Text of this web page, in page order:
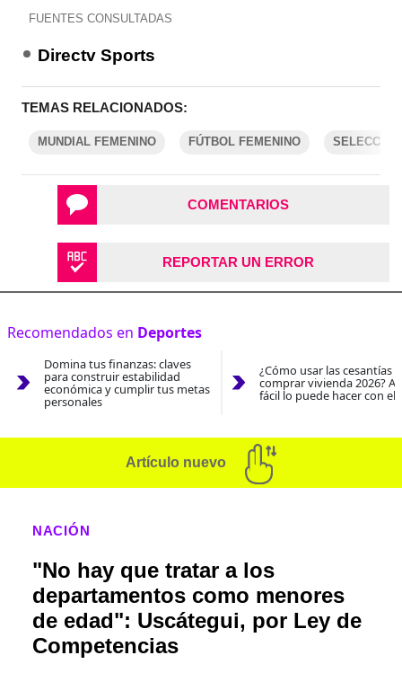
FUENTES CONSULTADAS
Directv Sports
TEMAS RELACIONADOS:
MUNDIAL FEMENINO FÚTBOL FEMENINO
COMENTARIOS
REPORTAR UN ERROR
Recomendados en Deportes
Domina tus finanzas: claves
para construir estabilidad
económica y cumplir tus metas
personales
¿Cómo usar las cesantías
comprar vivienda 2026?
fácil lo puede hacer con el
Artículo nuevo
NACIÓN
"No hay que tratar a los
departamentos como menores
de edad": Uscátegui, por Ley de
Competencias